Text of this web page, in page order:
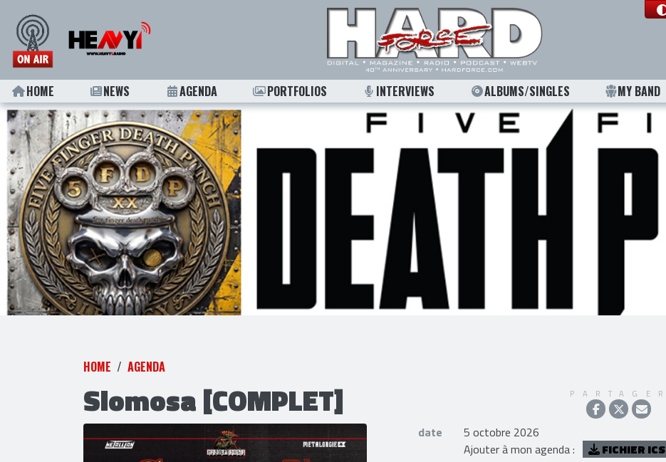
HOME NEWS AGENDA PORTFOLIOS INTERVIEWS ALBUMS/SINGLES MY BAND
HOME AGENDA
Slomosa [COMPLET] PARTAGER
date
5 octobre 2026
Ajouter à mon agenda :
FICHIER ICS